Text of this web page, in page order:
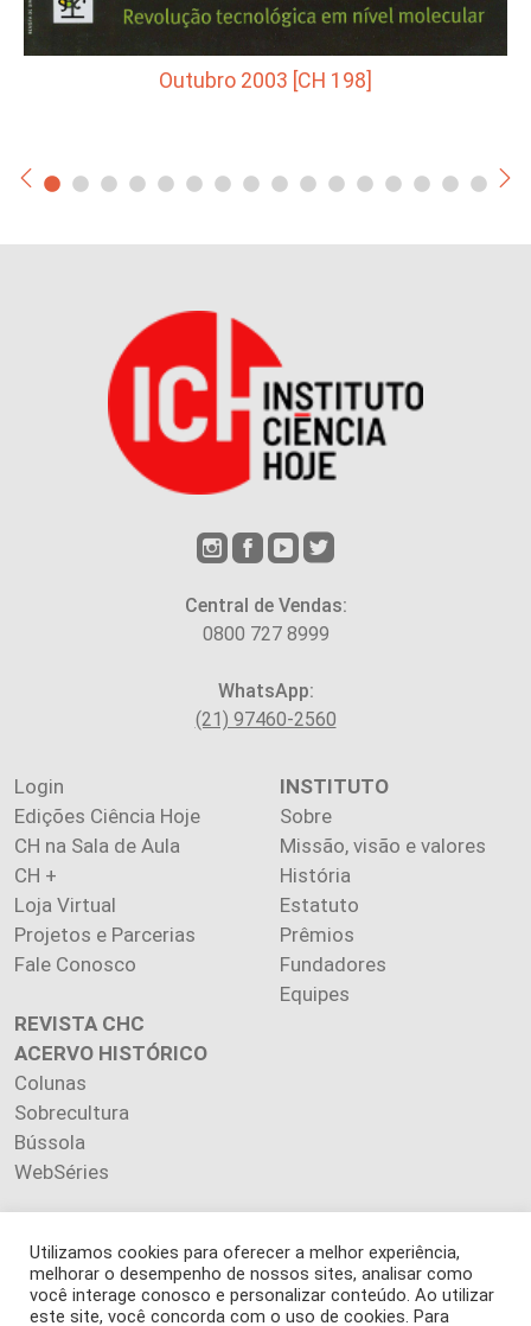
Outubro 2003 [CH 198]
Central de Vendas:
0800 727 8999
WhatsApp:
(21) 97460-2560
Login
Edições Ciência Hoje
CH na Sala de Aula
CH +
Loja Virtual
Projetos e Parcerias
Fale Conosco
INSTITUTO
Sobre
Missão, visão e valores
História
Estatuto
Prêmios
Fundadores
Equipes
REVISTA CHC
ACERVO HISTÓRICO
Colunas
Sobrecultura
Bússola
WebSéries
Copyright 2026 INSTITUTO CIÊNCIA HOJE. Todos os direitos
reservados.
Utilizamos cookies para oferecer a melhor experiência,
melhorar o desempenho de nossos sites, analisar como
você interage conosco e personalizar conteúdo. Ao utilizar
este site, você concorda com o uso de cookies. Para